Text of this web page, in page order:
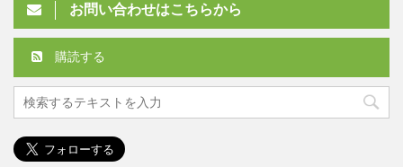
お問い合わせはこちらから
購読する